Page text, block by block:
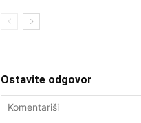
Ostavite odgovor